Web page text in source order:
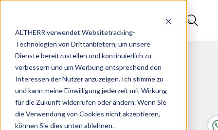
ALTHERR verwendet Websitetracking-
Technologien von Drittanbietern, um unsere
Dienste bereitzustellen und kontinuierlich zu
verbessern und um Werbung entsprechend den
Interessen der Nutzer anzuzeigen. Ich stimme zu
und kann meine Einwilligung jederzeit mit Wirkung
für die Zukunft widerrufen oder ändern. Wenn Sie
die Verwendung von Cookies nicht akzeptieren,
können Sie dies unten ablehnen.